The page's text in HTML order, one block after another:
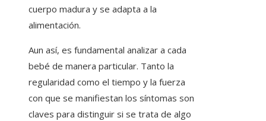
cuerpo madura y se adapta a la
alimentación.
Aun así, es fundamental analizar a cada
bebé de manera particular. Tanto la
regularidad como el tiempo y la fuerza
con que se manifiestan los síntomas son
claves para distinguir si se trata de algo